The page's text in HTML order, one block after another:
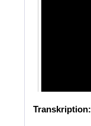
Transkription: